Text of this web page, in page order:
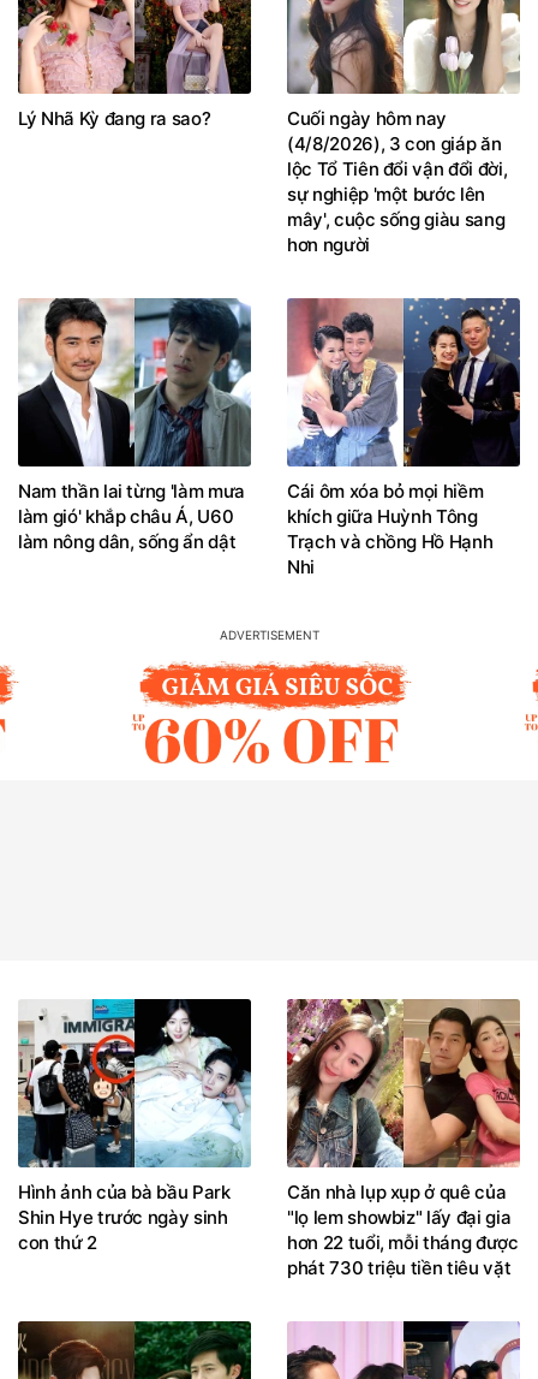
Lý Nhã Kỳ đang ra sao?
Cuối ngày hôm nay
(4/8/2026), 3 con giáp ăn
lộc Tổ Tiên đổi vận đổi đời,
sự nghiệp 'một bước lên
mây', cuộc sống giàu sang
hơn người
Nam thần lai từng 'làm mưa
làm gió' khắp châu Á, U60
làm nông dân, sống ẩn dật
Cái ôm xóa bỏ mọi hiềm
khích giữa Huỳnh Tông
Trạch và chồng Hồ Hạnh
Nhi
Hình ảnh của bà bầu Park
Shin Hye trước ngày sinh
con thứ 2
Căn nhà lụp xụp ở quê của
"lọ lem showbiz" lấy đại gia
hơn 22 tuổi, mỗi tháng được
phát 730 triệu tiền tiêu vặt